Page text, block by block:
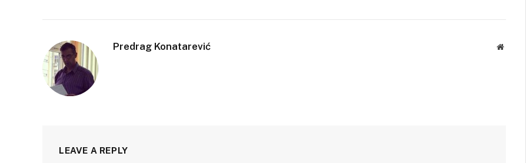
Predrag Konatarević Website
LEAVE A REPLY